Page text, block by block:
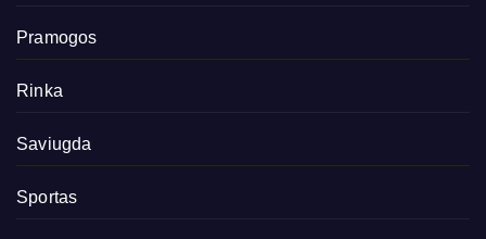
Pramogos
Rinka
Saviugda
Sportas